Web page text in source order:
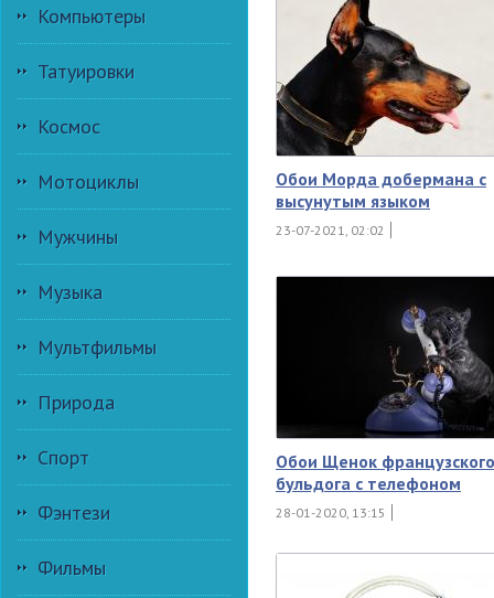
Компьютеры
Татуировки
Космос
Мотоциклы
Мужчины
Музыка
Мультфильмы
Природа
Спорт
Фэнтези
Фильмы
Обои Морда добермана с
высунутым языком
23-07-2021, 02:02
Обои Щенок французского
бульдога с телефоном
28-01-2020, 13:15